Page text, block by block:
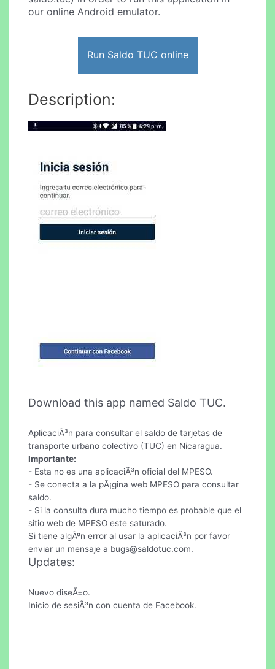
our online Android emulator.
Run Saldo TUC online
Description:
Download this app named Saldo TUC.
AplicaciÃ³n para consultar el saldo de tarjetas de
transporte urbano colectivo (TUC) en Nicaragua.
Importante:
- Esta no es una aplicaciÃ³n oficial del MPESO.
- Se conecta a la pÃ¡gina web MPESO para consultar
saldo.
- Si la consulta dura mucho tiempo es probable que el
sitio web de MPESO este saturado.
Si tiene algÃºn error al usar la aplicaciÃ³n por favor
enviar un mensaje a bugs@saldotuc.com.
Updates:
Nuevo diseÃ±o.
Inicio de sesiÃ³n con cuenta de Facebook.